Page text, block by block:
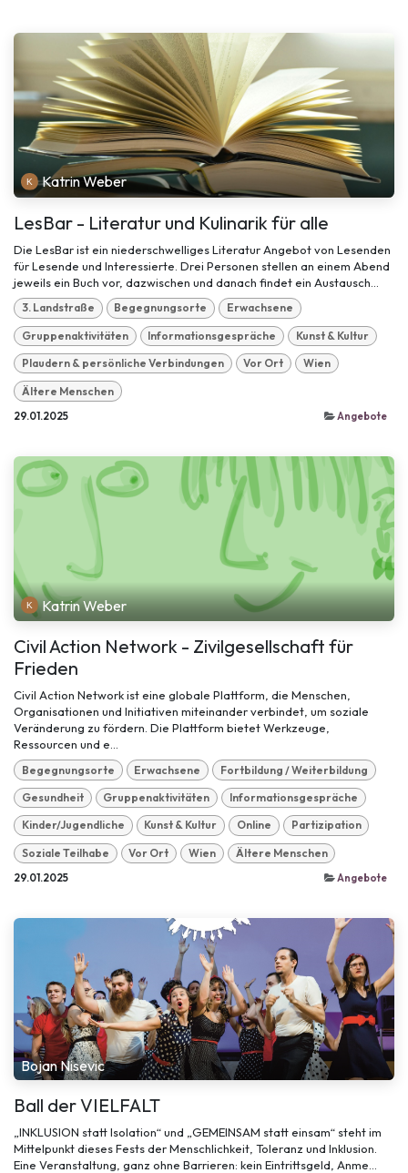
Katrin Weber
LesBar - Literatur und Kulinarik für alle
Die LesBar ist ein niederschwelliges Literatur Angebot von Lesenden
für Lesende und Interessierte. Drei Personen stellen an einem Abend
jeweils ein Buch vor, dazwischen und danach findet ein Austausch...
3. Landstraße Begegnungsorte Erwachsene
Gruppenaktivitäten Informationsgespräche Kunst & Kultur
Plaudern & persönliche Verbindungen Vor Ort Wien
Ältere Menschen
29.01.2025 Angebote
Katrin Weber
Civil Action Network - Zivilgesellschaft für
Frieden
Civil Action Network ist eine globale Plattform, die Menschen,
Organisationen und Initiativen miteinander verbindet, um soziale
Veränderung zu fördern. Die Plattform bietet Werkzeuge,
Ressourcen und e...
Begegnungsorte Erwachsene Fortbildung / Weiterbildung
Gesundheit Gruppenaktivitäten Informationsgespräche
Kinder/Jugendliche Kunst & Kultur Online Partizipation
Soziale Teilhabe Vor Ort Wien Ältere Menschen
29.01.2025 Angebote
Bojan Nisevic
Ball der VIELFALT
„INKLUSION statt Isolation“ und „GEMEINSAM statt einsam“ steht im
Mittelpunkt dieses Fests der Menschlichkeit, Toleranz und Inklusion.
Eine Veranstaltung, ganz ohne Barrieren: kein Eintrittsgeld, Anme...